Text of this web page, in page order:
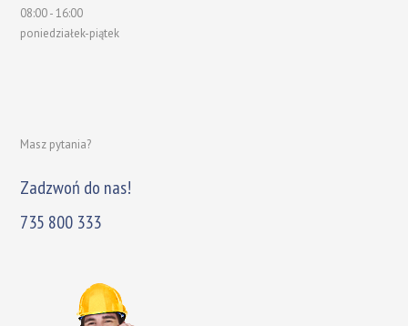
08:00 - 16:00
poniedziałek-piątek
Masz pytania?
Zadzwoń do nas!
735 800 333